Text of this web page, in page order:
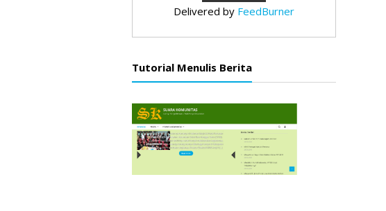
Delivered by FeedBurner
Tutorial Menulis Berita